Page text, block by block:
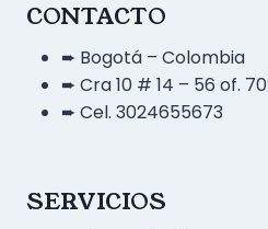
CONTACTO
➨ Bogotá – Colombia
➨ Cra 10 # 14 – 56 of.
➨ Cel. 3024655673
SERVICIOS